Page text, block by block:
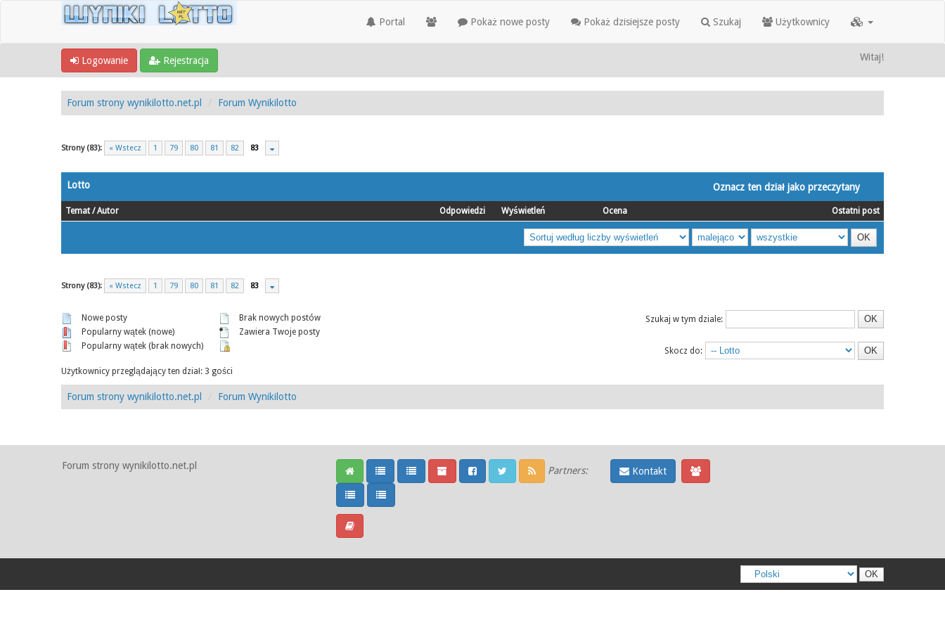
Portal Pokaż nowe posty Pokaż dzisiejsze posty Szukaj Użytkownicy
Logowanie Rejestracja Witaj!
Forum strony wynikilotto.net.pl Forum Wynikilotto
Strony (83): « Wstecz 1 79 80 81 82 83
Lotto Oznacz ten dział jako przeczytany
Temat /Autor Odpowiedzi Wyświetleń Ocena Ostatni post
Strony (83): « Wstecz 1 79 80 81 82 83
Nowe posty
Popularny wątek (nowe)
Popularny wątek (brak nowych)
Brak nowych postów
Zawiera Twoje posty
Szukaj w tym dziale:
Skocz do:
Użytkownicy przeglądający ten dział: 3 gości
Forum strony wynikilotto.net.pl Forum Wynikilotto
Forum strony wynikilotto.net.pl Partners: Kontakt